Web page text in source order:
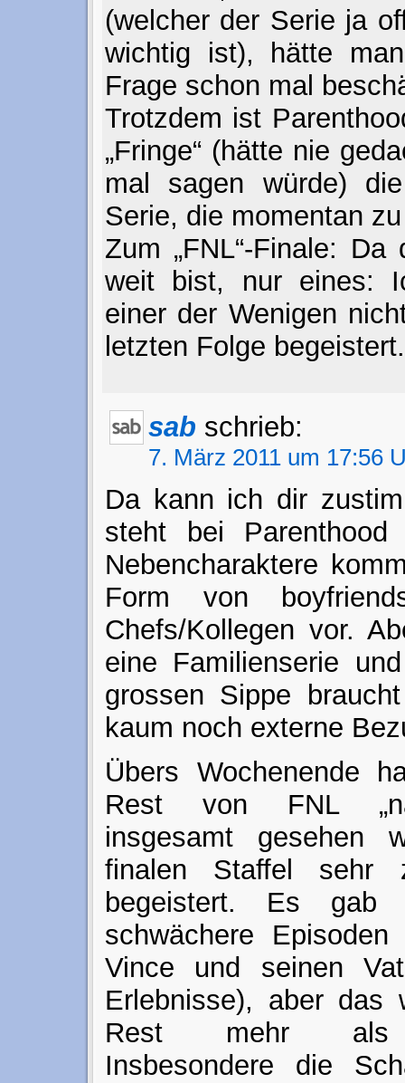
(welcher der Serie ja
wichtig ist), hätte
Frage schon mal
Trotzdem ist
„Fringe“ (hätte nie
mal sagen würde)
Serie, die momentan
Zum „FNL“-Finale:
weit bist, nur eines:
einer der Wenigen
letzten Folge begeistert.
sab schrieb:
7. März 2011 um 17:56
Da kann ich dir
steht bei Parenthood
Nebencharaktere
Form von
Chefs/Kollegen vor.
eine Familienserie
grossen Sippe
kaum noch externe
Übers Wochenende
Rest von FNL
insgesamt
finalen Staffel sehr
begeistert. Es
schwächere
Vince und seinen
Erlebnisse), aber das
Rest mehr als
Insbesondere die